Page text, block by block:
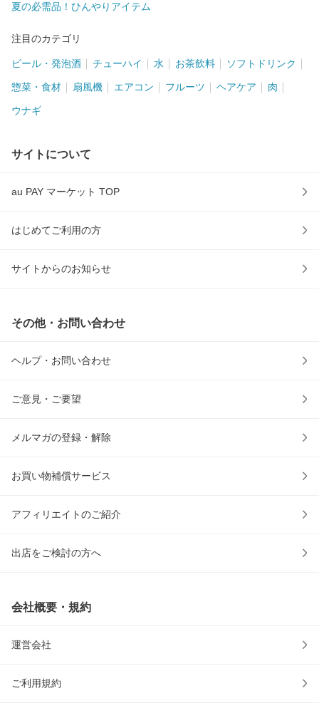
夏の必需品！ひんやりアイテム
注目のカテゴリ
ビール・発泡酒 チューハイ 水 お茶飲料 ソフトドリンク
惣菜・食材 扇風機 エアコン フルーツ ヘアケア 肉
ウナギ
サイトについて
au PAY マーケット TOP
はじめてご利用の方
サイトからのお知らせ
その他・お問い合わせ
ヘルプ・お問い合わせ
ご意見・ご要望
メルマガの登録・解除
お買い物補償サービス
アフィリエイトのご紹介
出店をご検討の方へ
会社概要・規約
運営会社
ご利用規約